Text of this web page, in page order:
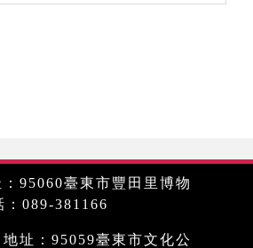
95060臺東市豐田里博物
：089-381166
址：95059臺東市文化公